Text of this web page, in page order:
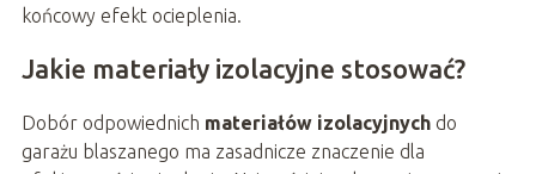
końcowy efekt ocieplenia.
Jakie materiały izolacyjne stosować?
Dobór odpowiednich materiałów izolacyjnychdo
garażu blaszanego ma zasadnicze znaczenie dla